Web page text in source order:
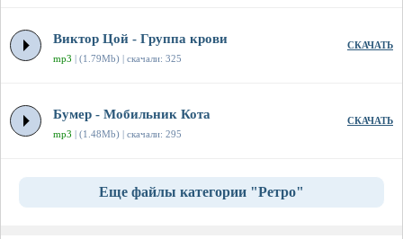
Виктор Цой - Группа крови
mp3 | (1.79Mb) | скачали: 325
СКАЧАТЬ
Бумер - Мобильник Кота
mp3 | (1.48Mb) | скачали: 295
СКАЧАТЬ
Еще файлы категории "Ретро"